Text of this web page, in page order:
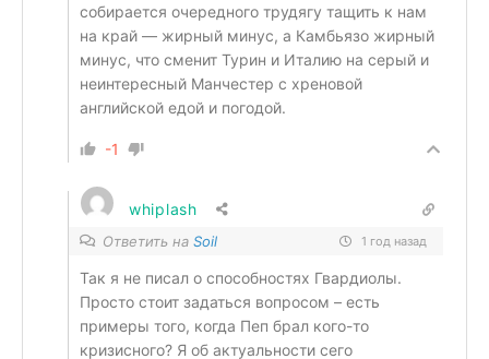
собирается очередного трудягу тащить к нам
на край — жирный минус, а Камбьязо жирный
минус, что сменит Турин и Италию на серый и
неинтересный Манчестер с хреновой
английской едой и погодой.
-1
whiplash
Ответить на Soil 1 год назад
Так я не писал о способностях Гвардиолы.
Просто стоит задаться вопросом – есть
примеры того, когда Пеп брал кого-то
кризисного? Я об актуальности сего